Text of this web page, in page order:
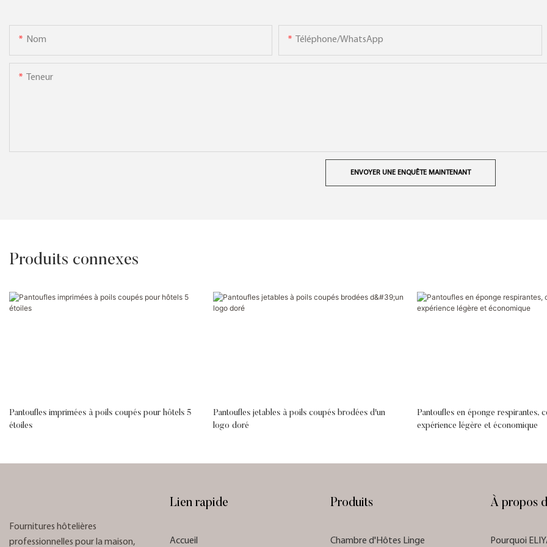
Nom Téléphone/WhatsApp
Teneur
ENVOYER UNE ENQUÊTE MAINTENANT
Produits connexes
Pantoufles imprimées à poils coupés pour hôtels 5
étoiles
Pantoufles jetables à poils coupés brodées d'un
logo doré
Pantoufles en éponge respirantes,
expérience légère et économique
Fournitures hôtelières
professionnelles pour la maison,
Lien rapide
Accueil
Produits
Chambre d'Hôtes Linge
À propos
Pourquoi